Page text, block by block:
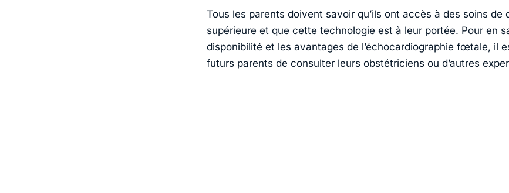
Tous les parents doivent savoir qu’ils ont accès à des soins de
supérieure et que cette technologie est à leur portée. Pour en
disponibilité et les avantages de l’échocardiographie fœtale, il
futurs parents de consulter leurs obstétriciens ou d’autres